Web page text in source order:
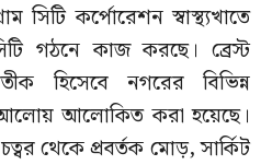
সিটি কর্পোরেশন স্বাস্থ্যখাতে
গঠনে কাজ করছে। ব্রেস্ট
হিসেবে নগরের বিভিন্ন
আলোয় আলোকিত করা হয়েছে।
থেকে প্রবর্তক মোড়, সার্কিট